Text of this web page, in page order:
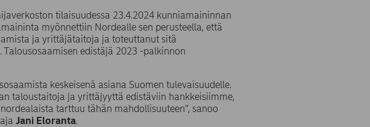
tilaisuudessa 23.4.2024 kunniamaininnan
myönnettiin Nordealle sen perusteella, että
ja yrittäjätaitoja ja toteuttanut sitä
edistäjä 2023 -palkinnon
keskeisenä asiana Suomen tulevaisuudelle.
taloustaitoja ja yrittäjyyttä edistäviin hankkeisiimme,
tarttuu tähän mahdollisuuteen”, sanoo
Jani Eloranta.